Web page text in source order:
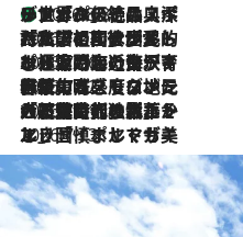
2026.8.8
リスボンの絶品スイーツ「パステル・デ・ナタ」とは？ポルトガル伝統の奥深い世界へ
2026.7.27
「私の祖国はポルトガル語です」国民的詩人フェルナンド・ペソアと、彼が愛した文学の街を歩く
2026.7.26
ポルトガル近海が育む極上の海の幸。キリリと冷えた白ワインと愉しむ、シーフード専門店の贅沢
2026.7.22
伝統の味をモダンに昇華。高感度な地元客が集う、リスボンの最旬ガストロノミー
2026.7.21
大航海時代の栄華から、震災、独裁、そして革命へ。ポルトガル・首都リスボンの石畳に刻まれた「歴史の光と影」
2026.7.13
エッセイ・ヤマザキマリ「慎ましくも美しき国 ポルトガル」